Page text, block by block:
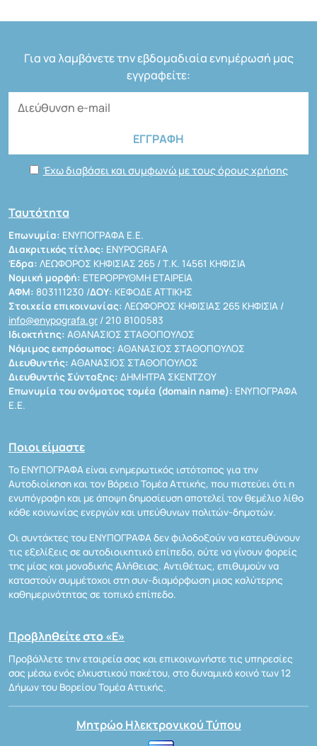
Για να λαμβάνετε την εβδομαδιαία ενημέρωσή μας
εγγραφείτε:
Έχω διαβάσει και συμφωνώ με τους όρους χρήσης
Ταυτότητα
Επωνυμία: ΕΝΥΠΟΓΡΑΦΑ Ε.Ε.
Διακριτικός τίτλος: ENYPOGRAFA
Έδρα: ΛΕΩΦΟΡΟΣ ΚΗΦΙΣΙΑΣ 265 / Τ.Κ. 14561 ΚΗΦΙΣΙΑ
Νομική μορφή: ΕΤΕΡΟΡΡΥΘΜΗ ΕΤΑΙΡΕΙΑ
ΑΦΜ: 803111230 /ΔΟΥ: ΚΕΦΟΔΕ ΑΤΤΙΚΗΣ
Στοιχεία επικοινωνίας: ΛΕΩΦΟΡΟΣ ΚΗΦΙΣΙΑΣ 265 ΚΗΦΙΣΙΑ /
info@enypografa.gr / 210 8100583
Ιδιοκτήτης: ΑΘΑΝΑΣΙΟΣ ΣΤΑΘΟΠΟΥΛΟΣ
Νόμιμος εκπρόσωπος: ΑΘΑΝΑΣΙΟΣ ΣΤΑΘΟΠΟΥΛΟΣ
Διευθυντής: ΑΘΑΝΑΣΙΟΣ ΣΤΑΘΟΠΟΥΛΟΣ
Διευθυντής Σύνταξης: ΔΗΜΗΤΡΑ ΣΚΕΝΤΖΟΥ
Επωνυμία του ονόματος τομέα (domain name): ΕΝΥΠΟΓΡΑΦΑ
Ε.Ε.
Ποιοι είμαστε
Το ΕΝΥΠΟΓΡΑΦΑ είναι ενημερωτικός ιστότοπος για την
Αυτοδιοίκηση και τον Βόρειο Τομέα Αττικής, που πιστεύει ότι η
ενυπόγραφη και με άποψη δημοσίευση αποτελεί τον θεμέλιο λίθο
κάθε κοινωνίας ενεργών και υπεύθυνων πολιτών-δημοτών.
Οι συντάκτες του ΕΝΥΠΟΓΡΑΦΑ δεν φιλοδοξούν να κατευθύνουν
τις εξελίξεις σε αυτοδιοικητικό επίπεδο, ούτε να γίνουν φορείς
της μίας και μοναδικής Αλήθειας. Αντιθέτως, επιθυμούν να
καταστούν συμμέτοχοι στη συν-διαμόρφωση μιας καλύτερης
καθημερινότητας σε τοπικό επίπεδο.
Προβληθείτε στο «Ε»
Προβάλλετε την εταιρεία σας και επικοινωνήστε τις υπηρεσίες
σας μέσω ενός ελκυστικού πακέτου, στο δυναμικό κοινό των 12
Δήμων του Βορείου Τομέα Αττικής.
Μητρώο Ηλεκτρονικού Τύπου